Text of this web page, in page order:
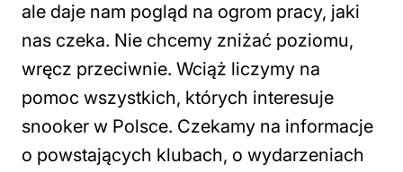
ale daje nam pogląd na ogrom pracy, jaki
nas czeka. Nie chcemy zniżać poziomu,
wręcz przeciwnie. Wciąż liczymy na
pomoc wszystkich, których interesuje
snooker w Polsce. Czekamy na informacje
o powstających klubach, o wydarzeniach